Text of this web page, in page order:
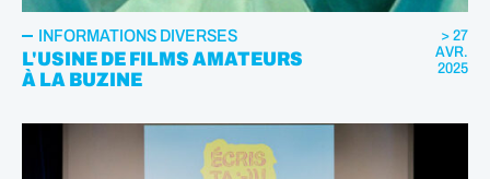
INFORMATIONS DIVERSES
L'USINE DE FILMS AMATEURS
À LA BUZINE
> 27
AVR.
2025